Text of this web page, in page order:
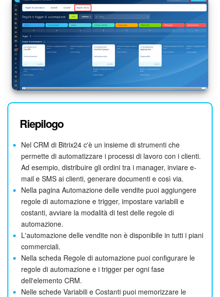
Riepilogo
Nel CRM di Bitrix24 c'è un insieme di strumenti che
permette di automatizzare i processi di lavoro con i clienti.
Ad esempio, distribuire gli ordini tra i manager, inviare e-
mail e SMS ai clienti, generare documenti e così via.
Nella pagina Automazione delle vendite puoi aggiungere
regole di automazione e trigger, impostare variabili e
costanti, avviare la modalità di test delle regole di
automazione.
L'automazione delle vendite non è disponibile in tutti i piani
commerciali.
Nella scheda Regole di automazione puoi configurare le
regole di automazione e i trigger per ogni fase
dell'elemento CRM.
Nelle schede Variabili e Costanti puoi memorizzare le